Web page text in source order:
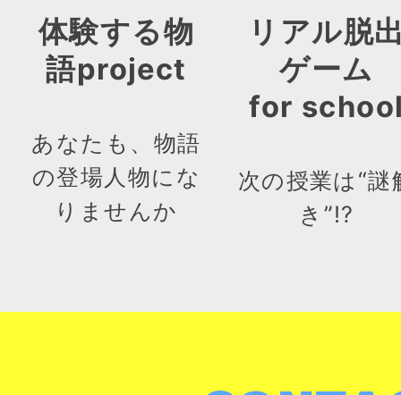
体験する物
語project
あなたも、物語
の登場人物にな
りませんか
リアル脱
ゲーム
for
次の授業は“謎
き”!?